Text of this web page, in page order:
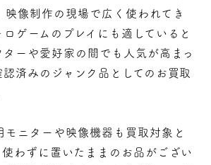
映像制作の現場で広く使われてき
ゲームのプレイにも適していると
ターや愛好家の間でも人気が高まっ
認済みのジャンク品としてのお買取
モニターや映像機器も買取対象と
使わずに置いたままのお品がござい